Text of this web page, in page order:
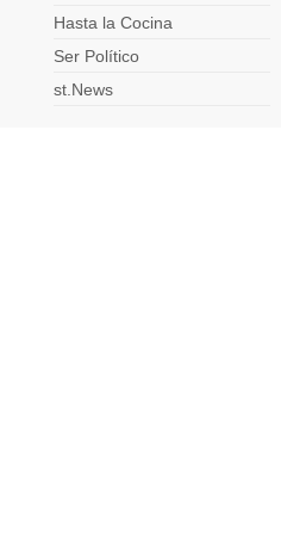
Hasta la Cocina
Ser Político
st.News